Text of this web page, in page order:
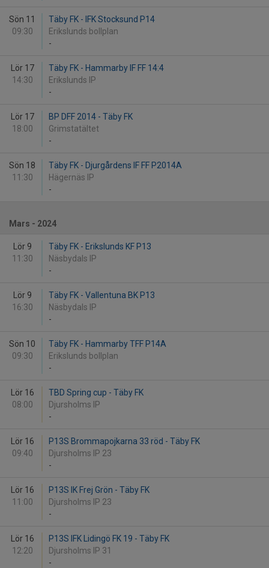
Sön 11
09:30
Täby FK - IFK Stocksund P14
Erikslunds bollplan
-
Lör 17
14:30
Täby FK - Hammarby IF FF 14:4
Erikslunds IP
-
Lör 17
18:00
BP DFF 2014 - Täby FK
Grimstatältet
-
Sön 18
11:30
Täby FK - Djurgårdens IF FF P2014A
Hägernäs IP
-
Mars - 2024
Lör 9
11:30
Täby FK - Erikslunds KF P13
Näsbydals IP
-
Lör 9
16:30
Täby FK - Vallentuna BK P13
Näsbydals IP
-
Sön 10
09:30
Täby FK - Hammarby TFF P14A
Erikslunds bollplan
-
Lör 16
08:00
TBD Spring cup - Täby FK
Djursholms IP
-
Lör 16
09:40
P13S Brommapojkarna 33 röd - Täby FK
Djursholms IP 23
-
Lör 16
11:00
P13S IK Frej Grön - Täby FK
Djursholms IP 23
-
Lör 16
12:20
P13S IFK Lidingö FK 19 - Täby FK
Djursholms IP 31
-